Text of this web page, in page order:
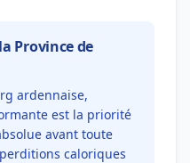
Province de
ardennaise,
est la priorité
avant toute
caloriques